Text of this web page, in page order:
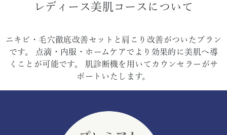
レディース美肌コースについて
ニキビ・毛穴徹底改善セットと肩こり改善がついたプラン
です。
点滴・内服・ホームケアでより効果的に美肌へ導
くことが可能です。
肌診断機を用いてカウンセラーがサ
ポートいたします。